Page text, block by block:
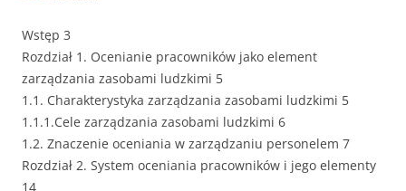
Wstęp 3
Rozdział 1. Ocenianie pracowników jako element
zarządzania zasobami ludzkimi 5
1.1. Charakterystyka zarządzania zasobami ludzkimi 5
1.1.1.Cele zarządzania zasobami ludzkimi 6
1.2. Znaczenie oceniania w zarządzaniu personelem 7
Rozdział 2. System oceniania pracowników i jego elementy
14